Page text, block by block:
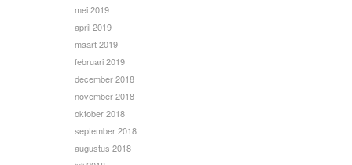
mei 2019
april 2019
maart 2019
februari 2019
december 2018
november 2018
oktober 2018
september 2018
augustus 2018